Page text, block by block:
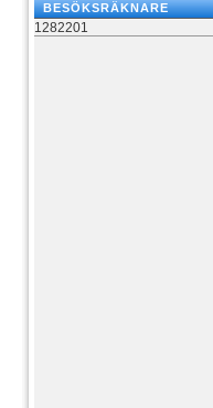
BESÖKSRÄKNARE
1282201